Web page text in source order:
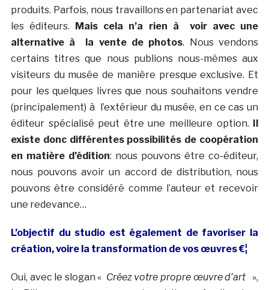
produits. Parfois, nous travaillons en partenariat avec
les éditeurs. Mais cela n’a rien à voir avec une
alternative à
la vente de photos. Nous vendons
certains titres que nous publions nous-mêmesaux
visiteurs du musée de manière presque exclusive. Et
pour lesquelques livres que nous souhaitons vendre
(principalement) à l’extérieur du musée, en ce casun
éditeur spécialisé peut être une meilleure option. Il
existe donc différentes possibilités de coopération
en matière d’édition: nous pouvons être co-éditeur,
nous pouvons avoir un accord de distribution, nous
pouvons être considéré comme l’auteur et recevoir
une redevance…
L’objectif du studio est également de favoriser la
création, voire la transformation de vos œuvres €¦
Oui, avec le slogan « Créez votre propre œuvre d’art»,